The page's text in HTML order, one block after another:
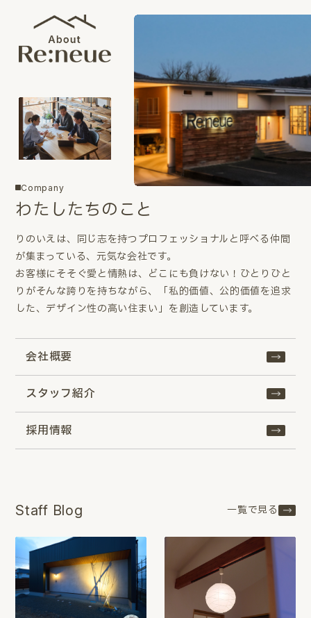
Company
わたしたちのこと
りのいえは、同じ志を持つプロフェッショナルと呼べる仲間
が集まっている、元気な会社です。
お客様にそそぐ愛と情熱は、どこにも負けない！ひとりひと
りがそんな誇りを持ちながら、「私的価値、公的価値を追求
した、デザイン性の高い住まい」を創造しています。
会社概要
スタッフ紹介
採用情報
Staff Blog 一覧で見る